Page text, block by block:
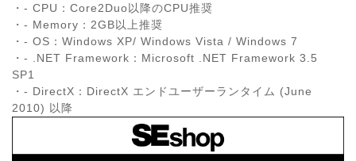
・- CPU：Core2Duo以降のCPU推奨
・- Memory：2GB以上推奨
・- OS：Windows XP/ Windows Vista / Windows 7
・- .NET Framework：Microsoft .NET Framework 3.5
SP1
・- DirectX：DirectX エンドユーザーランタイム (June
2010) 以降